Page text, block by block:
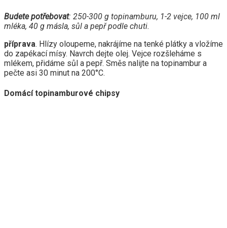
Budete potřebovat: 250-300 g topinamburu, 1-2 vejce, 100 ml
mléka, 40 g másla, sůl a pepř podle chuti.
příprava. Hlízy oloupeme, nakrájíme na tenké plátky a vložíme
do zapékací mísy. Navrch dejte olej. Vejce rozšleháme s
mlékem, přidáme sůl a pepř. Směs nalijte na topinambur a
pečte asi 30 minut na 200°C.
Domácí topinamburové chipsy